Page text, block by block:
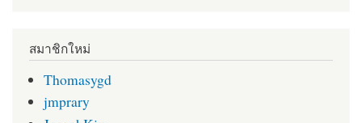
สมาชิกใหม่
Thomasygd
jmprary